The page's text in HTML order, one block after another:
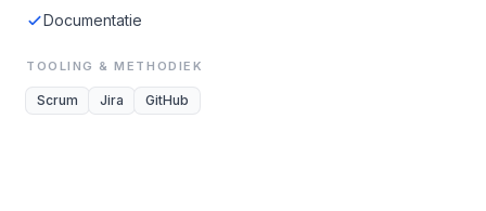
Documentatie
TOOLING & METHODIEK
Scrum Jira GitHub